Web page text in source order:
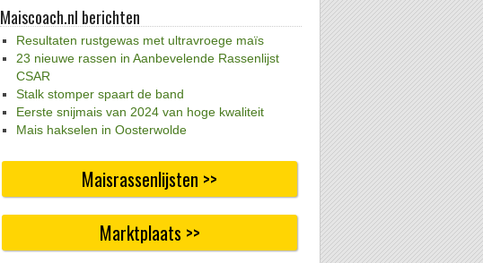
Maiscoach.nl berichten
Resultaten rustgewas met ultravroege maïs
23 nieuwe rassen in Aanbevelende Rassenlijst
CSAR
Stalk stomper spaart de band
Eerste snijmais van 2024 van hoge kwaliteit
Mais hakselen in Oosterwolde
Maisrassenlijsten >>
Marktplaats >>